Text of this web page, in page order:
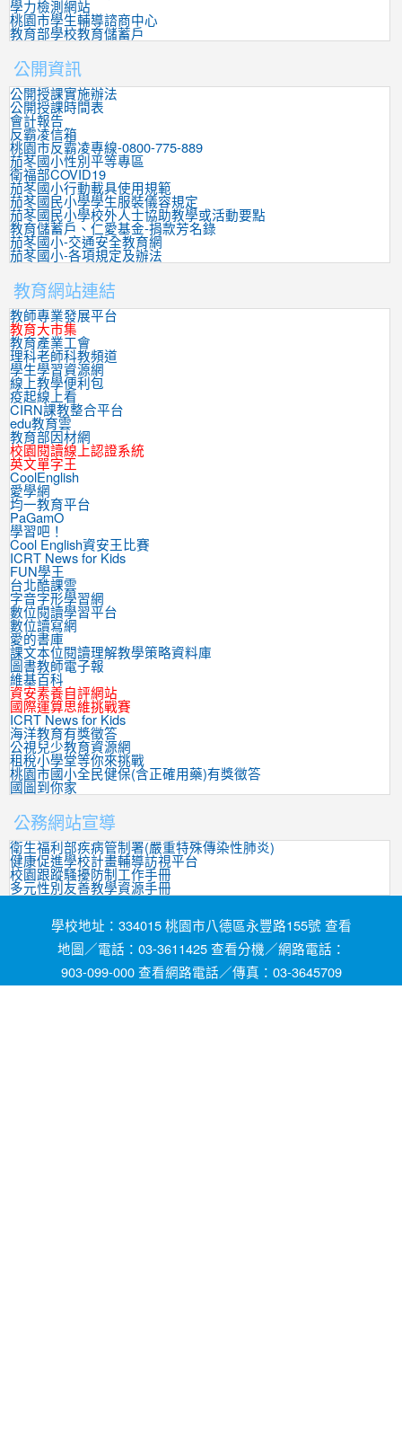
學力檢測網站
桃園市學生輔導諮商中心
教育部學校教育儲蓄戶
公開資訊
公開授課實施辦法
公開授課時間表
會計報告
反霸凌信箱
桃園市反霸凌專線-0800-775-889
茄苳國小性別平等專區
衛福部COVID19
茄苳國小行動載具使用規範
茄苳國民小學學生服裝儀容規定
茄苳國民小學校外人士協助教學或活動要點
教育儲蓄戶、仁愛基金-捐款芳名錄
茄苳國小-交通安全教育網
茄苳國小-各項規定及辦法
教育網站連結
教師專業發展平台
教育大市集
教育產業工會
理科老師科教頻道
學生學習資源網
線上教學便利包
疫起線上看
CIRN課教整合平台
edu教育雲
教育部因材網
校園閱讀線上認證系統
英文單字王
CoolEnglish
愛學網
均一教育平台
PaGamO
學習吧！
Cool English資安王比賽
ICRT News for Kids
FUN學王
台北酷課雲
字音字形學習網
數位閱讀學習平台
數位讀寫網
愛的書庫
課文本位閱讀理解教學策略資料庫
圖書教師電子報
維基百科
資安素養自評網站
國際運算思維挑戰賽
ICRT News for Kids
海洋教育有獎徵答
公視兒少教育資源網
租稅小學堂等你來挑戰
桃園市國小全民健保(含正確用藥)有獎徵答
國圖到你家
公務網站宣導
衛生福利部疾病管制署(嚴重特殊傳染性肺炎)
健康促進學校計畫輔導訪視平台
校園跟蹤騷擾防制工作手冊
多元性別友善教學資源手冊
學校地址：334015 桃園市八德區永豐路155號 查看
地圖／電話：03-3611425 查看分機／網路電話：
903-099-000 查看網路電話／傳真：03-3645709